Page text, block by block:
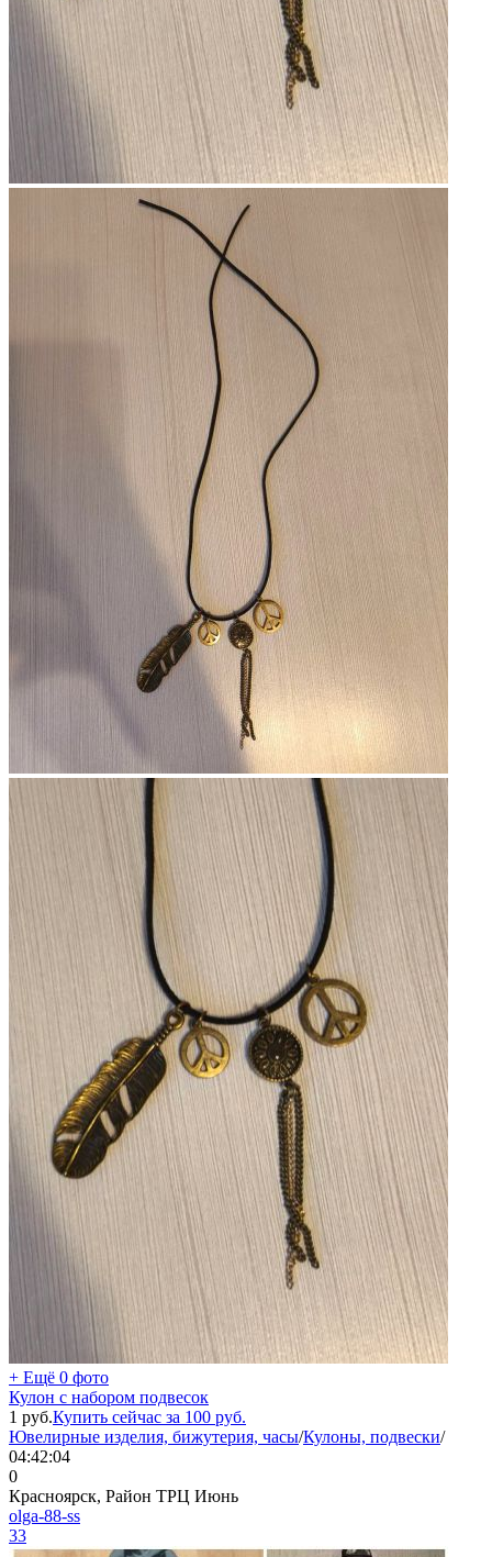
+ Ещё 0 фото
Кулон с набором подвесок
1 руб.Купить сейчас за 100 руб.
Ювелирные изделия, бижутерия, часы/Кулоны, подвески/
04:42:04
0
Красноярск, Район ТРЦ Июнь
olga-88-ss
33